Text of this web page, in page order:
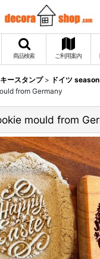
商品検索 ご利用案内
ースタンプ > ドイツ
from Germany
mould from